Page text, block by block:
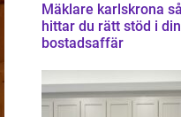
Mäklare karlskrona så
hittar du rätt stöd i din
bostadsaffär